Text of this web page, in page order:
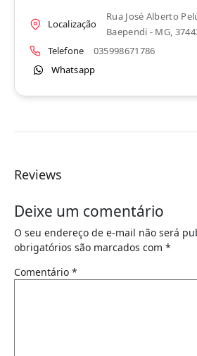
Localização
Rua José Alberto
Baependi - MG,
Telefone
035998671786
Whatsapp
Reviews
Deixe um comentário
O seu endereço de e-mail não será
obrigatórios são marcados com *
Comentário *